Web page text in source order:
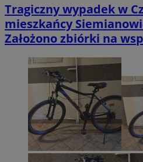
Tragiczny wypadek w
mieszkańcy
Założono zbiórki na